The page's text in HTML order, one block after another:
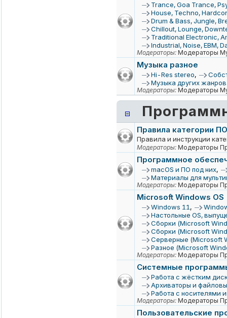
Trance, Goa Trance,
House, Techno,
Drum & Bass, Jungle,
Chillout, Lounge,
Traditional Electronic,
Industrial, Noise, EBM,
Модераторы: Модераторы
Музыка разное
Hi-Res stereo,
Музыка других жанров
Модераторы: Модераторы
Правила категории ПО
Правила и инструкции
Модераторы: Модераторы
Программное
macOS и ПО под них,
Материалы для
Модераторы: Модераторы
Microsoft Windows OS
Windows 11 ,
Настольные OS,
Сборки (Microsoft
Сборки (Microsoft
Серверные (Microsoft
Разное (Microsoft
Модераторы: Модераторы
Системные
Работа с жёстким
Архиваторы и
Работа с носителями
Модераторы: Модераторы
Пользовательские